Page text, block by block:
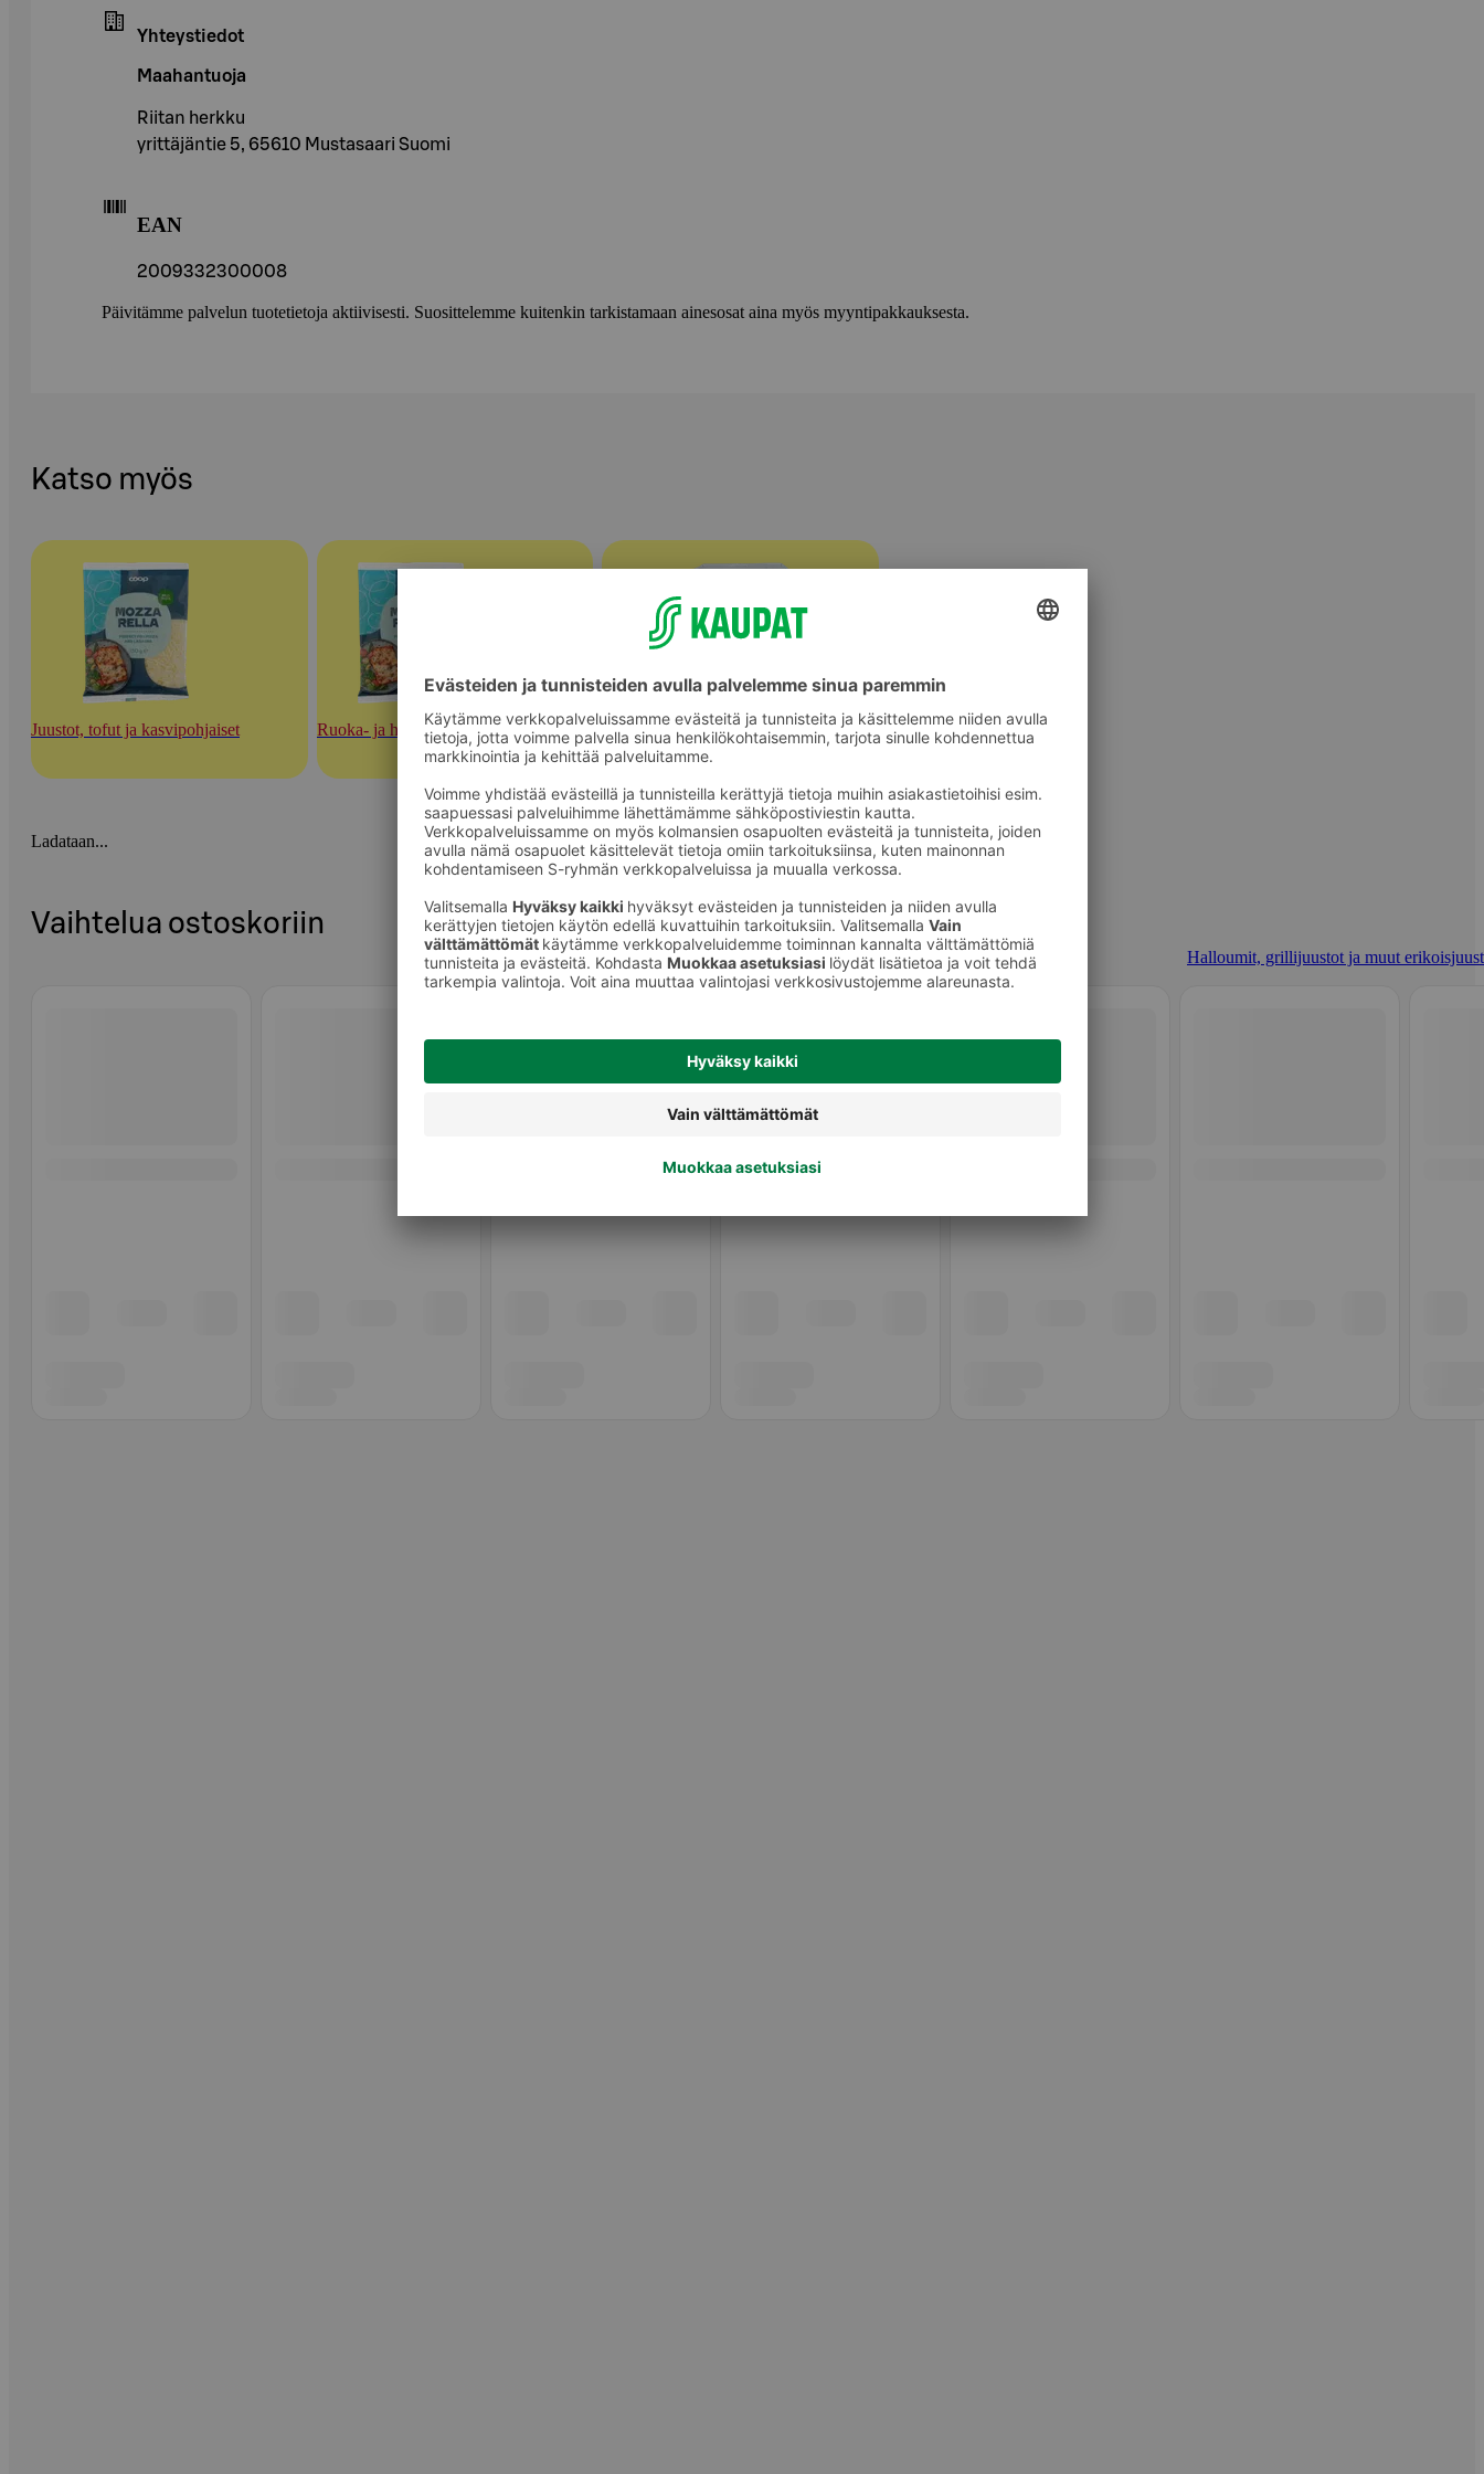
Yhteystiedot
Maahantuoja
Riitan herkku
yrittäjäntie 5, 65610 Mustasaari Suomi
EAN
2009332300008
Päivitämme palvelun tuotetietoja aktiivisesti. Suosittelemme kuitenkin tarkistamaan ainesosat aina myös myyntipakkauksesta.
Katso myös
Juustot, tofut ja kasvipohjaiset Ruoka- ja herkuttelujuustot
Halloumit, grillijuustot ja muut
erikoisjuustot
Ladataan...
Vaihtelua ostoskoriin
Halloumit, grillijuustot ja muut